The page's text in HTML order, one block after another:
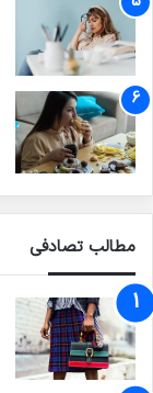
مطالب تصادفی